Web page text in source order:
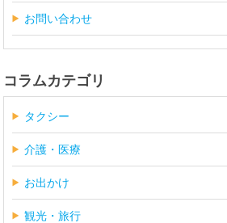
お問い合わせ
コラムカテゴリ
タクシー
介護・医療
お出かけ
観光・旅行